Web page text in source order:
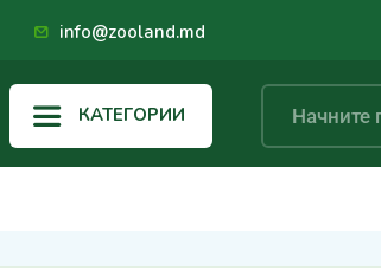
info@zooland.md
КАТЕГОРИИ